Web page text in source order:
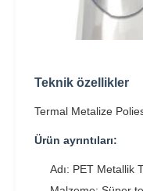
Teknik özellikler
Termal Metalize
Ürün ayrıntıları:
Adı: PET Metallik